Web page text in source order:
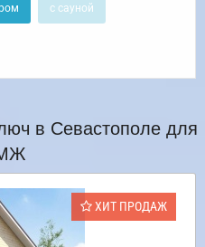
с сауной
в Севастополе для
ХИТ ПРОДАЖ